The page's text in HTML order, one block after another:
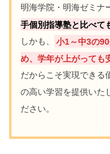
明海学院・明海ゼミナ
手個別指導塾と比べて
しかも、
小1～中3の
め、学年が上がっても
だからこそ実現できる
の高い学習を提供いた
ださい。